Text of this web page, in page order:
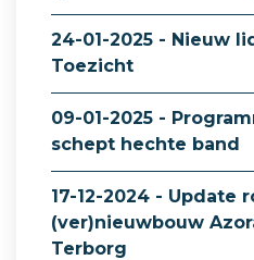
24-01-2025 - Nieuw
Toezicht
09-01-2025 -
schept hechte band
17-12-2024 - Update
(ver)nieuwbouw
Terborg